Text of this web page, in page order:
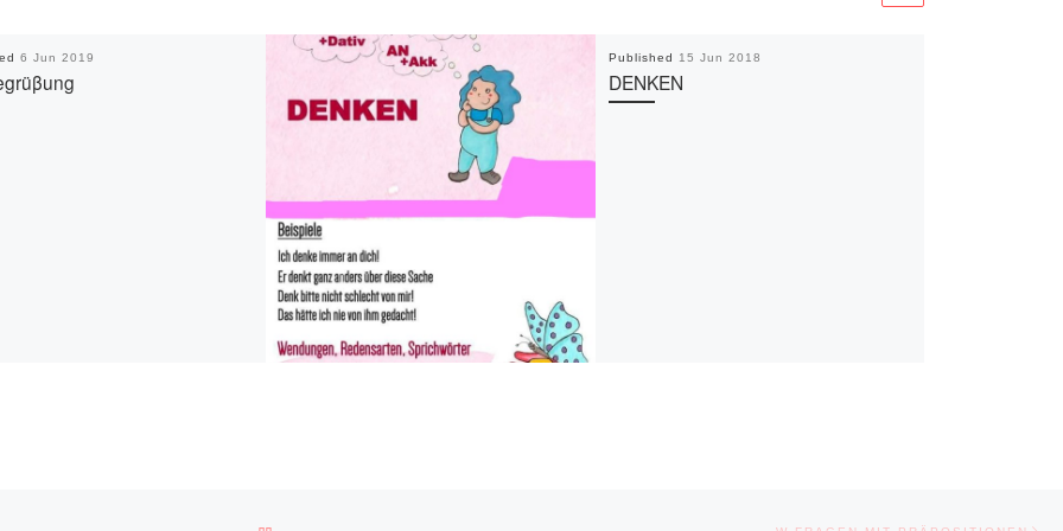
6 Jun 2019 Published 15 Jun 2018
DENKEN